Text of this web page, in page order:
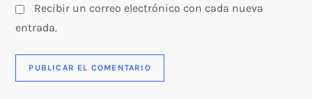
Recibir un correo electrónico con cada nueva
entrada.